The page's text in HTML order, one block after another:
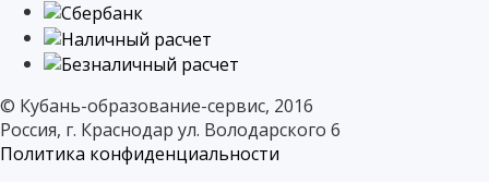
© Кубань-образование-сервис, 2016
Россия, г. Краснодар ул. Володарского 6
Политика конфиденциальности